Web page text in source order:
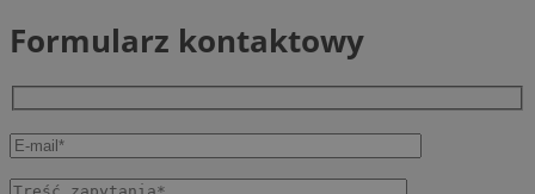
Formularz kontaktowy